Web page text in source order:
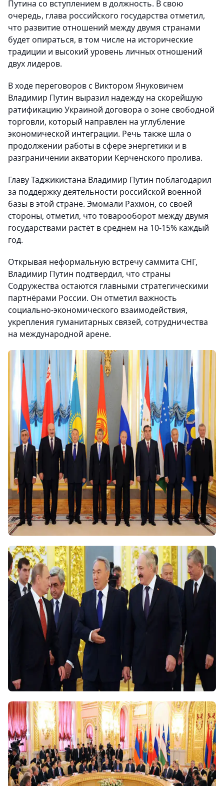
Путина со вступлением в должность. В свою
очередь, глава российского государства отметил,
что развитие отношений между двумя странами
будет опираться, в том числе на исторические
традиции и высокий уровень личных отношений
двух лидеров.
В ходе переговоров с Виктором Януковичем
Владимир Путин выразил надежду на скорейшую
ратификацию Украиной договора о зоне свободной
торговли, который направлен на углубление
экономической интеграции. Речь также шла о
продолжении работы в сфере энергетики и в
разграничении акватории Керченского пролива.
Главу Таджикистана Владимир Путин поблагодарил
за поддержку деятельности российской военной
базы в этой стране. Эмомали Рахмон, со своей
стороны, отметил, что товарооборот между двумя
государствами растёт в среднем на 10-15% каждый
год.
Открывая неформальную встречу саммита СНГ,
Владимир Путин подтвердил, что страны
Содружества остаются главными стратегическими
партнёрами России. Он отметил важность
социально-экономического взаимодействия,
укрепления гуманитарных связей, сотрудничества
на международной арене.